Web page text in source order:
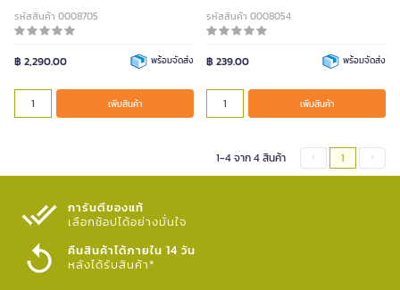
รหัสสินค้า 0008705
฿ 2,290.00 พร้อมจัดส่ง
เพิ่มสินค้า
รหัสสินค้า 0008054
฿ 239.00 พร้อมจัดส่ง
เพิ่มสินค้า
1-4 จาก 4 สินค้า 1
การันตีของแท้
เลือกช้อปได้อย่างมั่นใจ​
คืนสินค้าได้ภายใน 14 วัน
หลังได้รับสินค้า*